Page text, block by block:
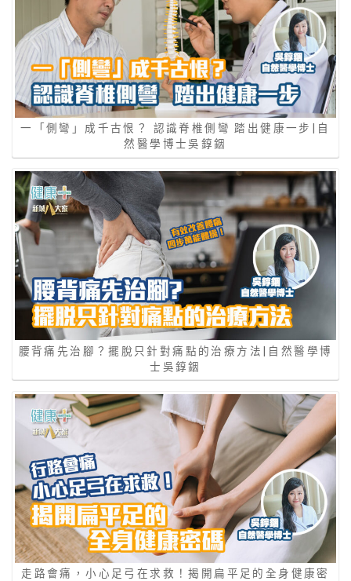
一「側彎」成千古恨？ 認識脊椎側彎 踏出健康一步|自
然醫學博士吳錞銦
腰背痛先治腳？擺脫只針對痛點的治療方法|自然醫學博
士吳錞銦
走路會痛，小心足弓在求救！揭開扁平足的全身健康密